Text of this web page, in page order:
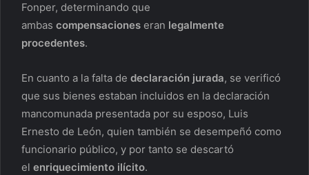
Fonper, determinando que
ambas compensaciones eran legalmente
procedentes.
En cuanto a la falta de declaración jurada, se verificó
que sus bienes estaban incluidos en la declaración
mancomunada presentada por su esposo, Luis
Ernesto de León, quien también se desempeñó como
funcionario público, y por tanto se descartó
el enriquecimiento ilícito.